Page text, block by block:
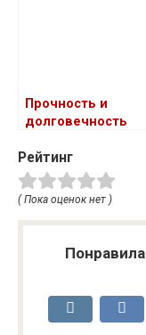
Прочность и
долговечность
Рейтинг
( Пока оценок нет )